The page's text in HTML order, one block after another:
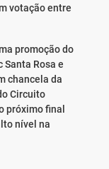
votação entre
promoção do
Santa Rosa e
chancela da
Circuito
próximo final
nível na